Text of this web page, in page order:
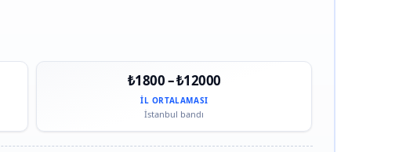
₺1800 – ₺12000
İL ORTALAMASI
İstanbul bandı